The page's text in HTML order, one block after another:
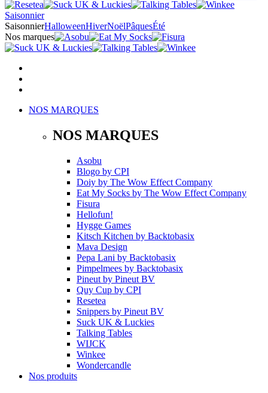
Saisonnier
SaisonnierHalloweenHiverNoëlPâquesÉté
Nos marques
NOS MARQUES
NOS MARQUES
Asobu
Blogo by CPI
Doiy by The Wow Effect Company
Eat My Socks by The Wow Effect Company
Fisura
Hellofun!
Hygge Games
Kitsch Kitchen by Backtobasix
Mava Design
Pepa Lani by Backtobasix
Pimpelmees by Backtobasix
Pineut by Pineut BV
Quy Cup by CPI
Resetea
Snippers by Pineut BV
Suck UK & Luckies
Talking Tables
WIJCK
Winkee
Wondercandle
Nos produits